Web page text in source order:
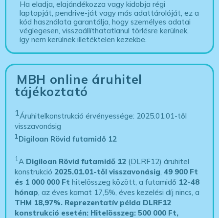
Ha eladja, elajándékozza vagy kidobja régi
laptopját, pendrive-ját vagy más adattárolóját, ez a
kód használata garantálja, hogy személyes adatai
véglegesen, visszaállíthatatlanul törlésre kerülnek,
így nem kerülnek illetéktelen kezekbe.
MBH online áruhitel
tájékoztató
1Áruhitelkonstrukció érvényessége: 2025.01.01-től
visszavonásig
1Digiloan Rövid futamidő 12
1A Digiloan Rövid futamidő 12 (DLRF12) áruhitel
konstrukció 2025.01.01-től visszavonásig,49 900 Ft
és 1 000 000 Ft hitelösszeg között, a futamidő 12-48
hónap, az éves kamat 17,5%, éves kezelési díj nincs, a
THM 18,97%. Reprezentatív példa DLRF12
konstrukció esetén: Hitelösszeg: 500 000 Ft,